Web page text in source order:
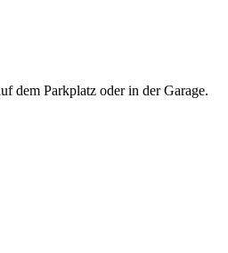
dem Parkplatz oder in der Garage.